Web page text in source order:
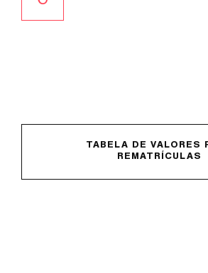
TABELA DE VALORES
REMATRÍCULAS